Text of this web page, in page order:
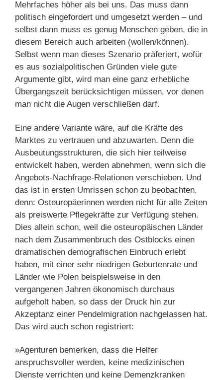
Mehrfaches höher als bei uns. Das muss dann
politisch eingefordert und umgesetzt werden – und
selbst dann muss es genug Menschen geben, die in
diesem Bereich auch arbeiten (wollen/können).
Selbst wenn man dieses Szenario präferiert, wofür
es aus sozialpolitischen Gründen viele gute
Argumente gibt, wird man eine ganz erhebliche
Übergangszeit berücksichtigen müssen, vor denen
man nicht die Augen verschließen darf.
Eine andere Variante wäre, auf die Kräfte des
Marktes zu vertrauen und abzuwarten. Denn die
Ausbeutungsstrukturen, die sich hier teilweise
entwickelt haben, werden abnehmen, wenn sich die
Angebots-Nachfrage-Relationen verschieben. Und
das ist in ersten Umrissen schon zu beobachten,
denn: Osteuropäerinnen werden nicht für alle Zeiten
als preiswerte Pflegekräfte zur Verfügung stehen.
Dies allein schon, weil die osteuropäischen Länder
nach dem Zusammenbruch des Ostblocks einen
dramatischen demografischen Einbruch erlebt
haben, mit einer sehr niedrigen Geburtenrate und
Länder wie Polen beispielsweise in den
vergangenen Jahren ökonomisch durchaus
aufgeholt haben, so dass der Druck hin zur
Akzeptanz einer Pendelmigration nachgelassen hat.
Das wird auch schon registriert:
»Agenturen bemerken, dass die Helfer
anspruchsvoller werden, keine medizinischen
Dienste verrichten und keine Demenzkranken